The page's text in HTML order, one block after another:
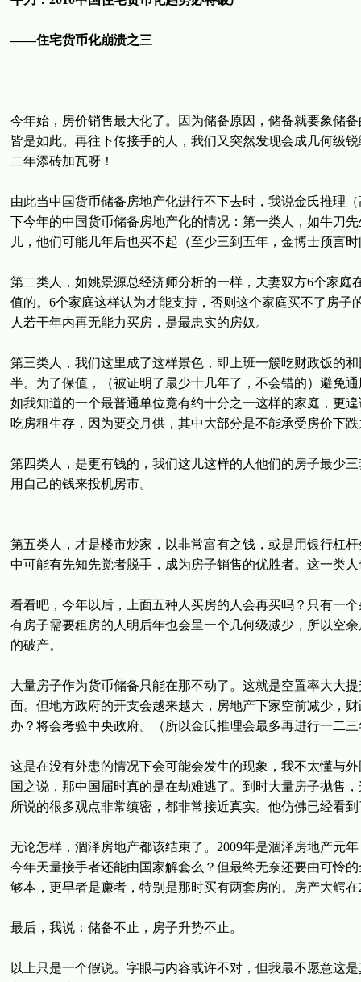
——住宅货币化崩溃之三
今年始，房价销售最大化了。因为储备原因，储备就要象储
皆是如此。再往下传接手的人，我们又突然发现会成几何级
二年添砖加瓦呀！
由此当中国货币储备房地产化进行不下去时，我说金氏推理
下今年的中国货币储备房地产化的情况：第一类人，如牛刀
儿，他们可能几年后也买不起（至少三到五年，金博士预言
第二类人，如姚景源总经济师分析的一样，夫妻双方6个家
值的。6个家庭这样认为才能支持，否则这个家庭买不了房
人若干年内再无能力买房，是最忠实的房奴。
第三类人，我们这里成了这样景色，即上班一簇吃财政饭的
半。为了保值，（被证明了最少十几年了，不会错的）避免
如我知道的一个最普通单位竟有约十分之一这样的家庭，更
吃房租生存，因为要交月供，其中大部分是不能承受房价下
第四类人，是更有钱的，我们这儿这样的人他们的房子最少
用自己的钱来投机房市。
第五类人，才是楼市炒家，以非常富有之钱，或是用银行杠
中可能有先知先觉者脱手，成为房子销售的优胜者。这一类
看看吧，今年以后，上面五种人买房的人会再买吗？只有一
有房子需要租房的人明后年也会呈一个几何级减少，所以空
的破产。
大量房子作为货币储备只能在那不动了。这就是空置率大大
面。但地方政府的开支会越来越大，房地产下家空前减少，
办？将会考验中央政府。（所以金氏推理会最多再进行一二
这是在没有外患的情况下会可能会发生的现象，我不太懂与
国之说，那中国届时真的是在劫难逃了。到时大量房子抛售
所说的很多观点非常缜密，都非常接近真实。他仿佛已经看
无论怎样，涸泽房地产都该结束了。2009年是涸泽房地产元
今年天量接手者还能由国家解套么？但最终无奈还要由可怜
够本，更早者是赚者，特别是那时买有两套房的。房产大鳄
最后，我说：储备不止，房子升势不止。
以上只是一个假说。字眼与内容或许不对，但我最不愿意这